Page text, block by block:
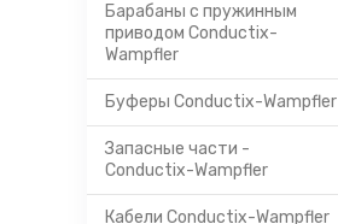
Барабаны с пружинным
приводом Conductix-
Wampfler
Буферы Conductix-Wampfler
Запасные части -
Conductix-Wampfler
Кабели Conductix-Wampfler